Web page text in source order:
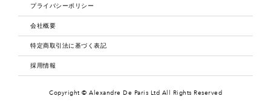
プライバシーポリシー
会社概要
特定商取引法に基づく表記
採用情報
Copyright © Alexandre De Paris Ltd All Rights Reserved